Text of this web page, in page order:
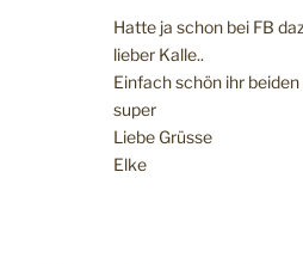
Hatte ja schon bei FB
lieber Kalle..
Einfach schön ihr
super
Liebe Grüsse
Elke